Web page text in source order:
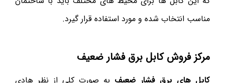
مناسب انتخاب شده و مورد استفاده قرار گیرد.
مرکز فروش کابل برق فشار ضعیف
کابل های برق فشار ضعیف به صورت کلی از نظر هادی